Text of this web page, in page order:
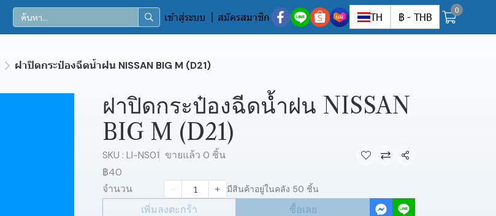
เข้าสู่ระบบ สมัครสมาชิก TH ฿ - THB
0
ฝาปิดกระป๋องฉีดน้ำฝน NISSAN BIG M (D21)
ฝาปิดกระป๋องฉีดน้ำฝน NISSAN
BIG M (D21)
SKU : LI-NS01 ขายแล้ว 0 ชิ้น แชร์
฿40
จำนวน
มีสินค้าอยู่ในคลัง 50 ชิ้น
เพิ่มลงตะกร้า ซื้อเลย